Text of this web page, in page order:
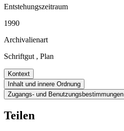
Entstehungszeitraum
1990
Archivalienart
Schriftgut , Plan
Kontext
Inhalt und innere Ordnung
Zugangs- und Benutzungsbestimmungen
Teilen